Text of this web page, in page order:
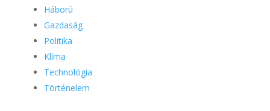
Háború
Gazdaság
Politika
Klíma
Technológia
Történelem